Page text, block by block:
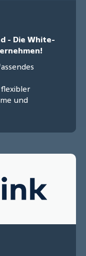
- Die White-
und